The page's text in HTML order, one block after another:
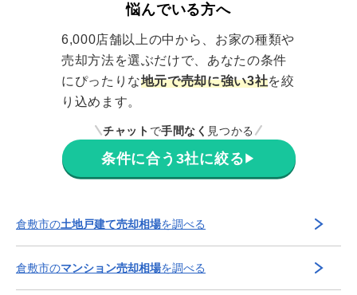
悩んでいる方へ
6,000店舗以上の中から、お家の種類や
売却方法を選ぶだけで、あなたの条件
にぴったりな地元で売却に強い3社を絞
り込めます。
チャット で手間なく 見つかる
条件に合う3社に絞る ▶
倉敷市の土地戸建て売却相場を調べる
倉敷市のマンション売却相場を調べる